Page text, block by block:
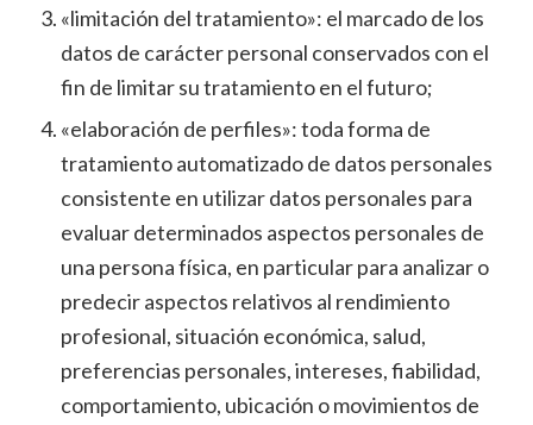
«limitación del tratamiento»: el marcado de los
datos de carácter personal conservados con el
fin de limitar su tratamiento en el futuro;
«elaboración de perfiles»: toda forma de
tratamiento automatizado de datos personales
consistente en utilizar datos personales para
evaluar determinados aspectos personales de
una persona física, en particular para analizar o
predecir aspectos relativos al rendimiento
profesional, situación económica, salud,
preferencias personales, intereses, fiabilidad,
comportamiento, ubicación o movimientos de